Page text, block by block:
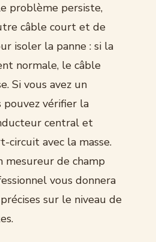
problème persiste,
câble court et de
isoler la panne : si la
normale, le câble
Si vous avez un
vérifier la
central et
circuit avec la masse.
mesureur de champ
vous donnera
sur le niveau de